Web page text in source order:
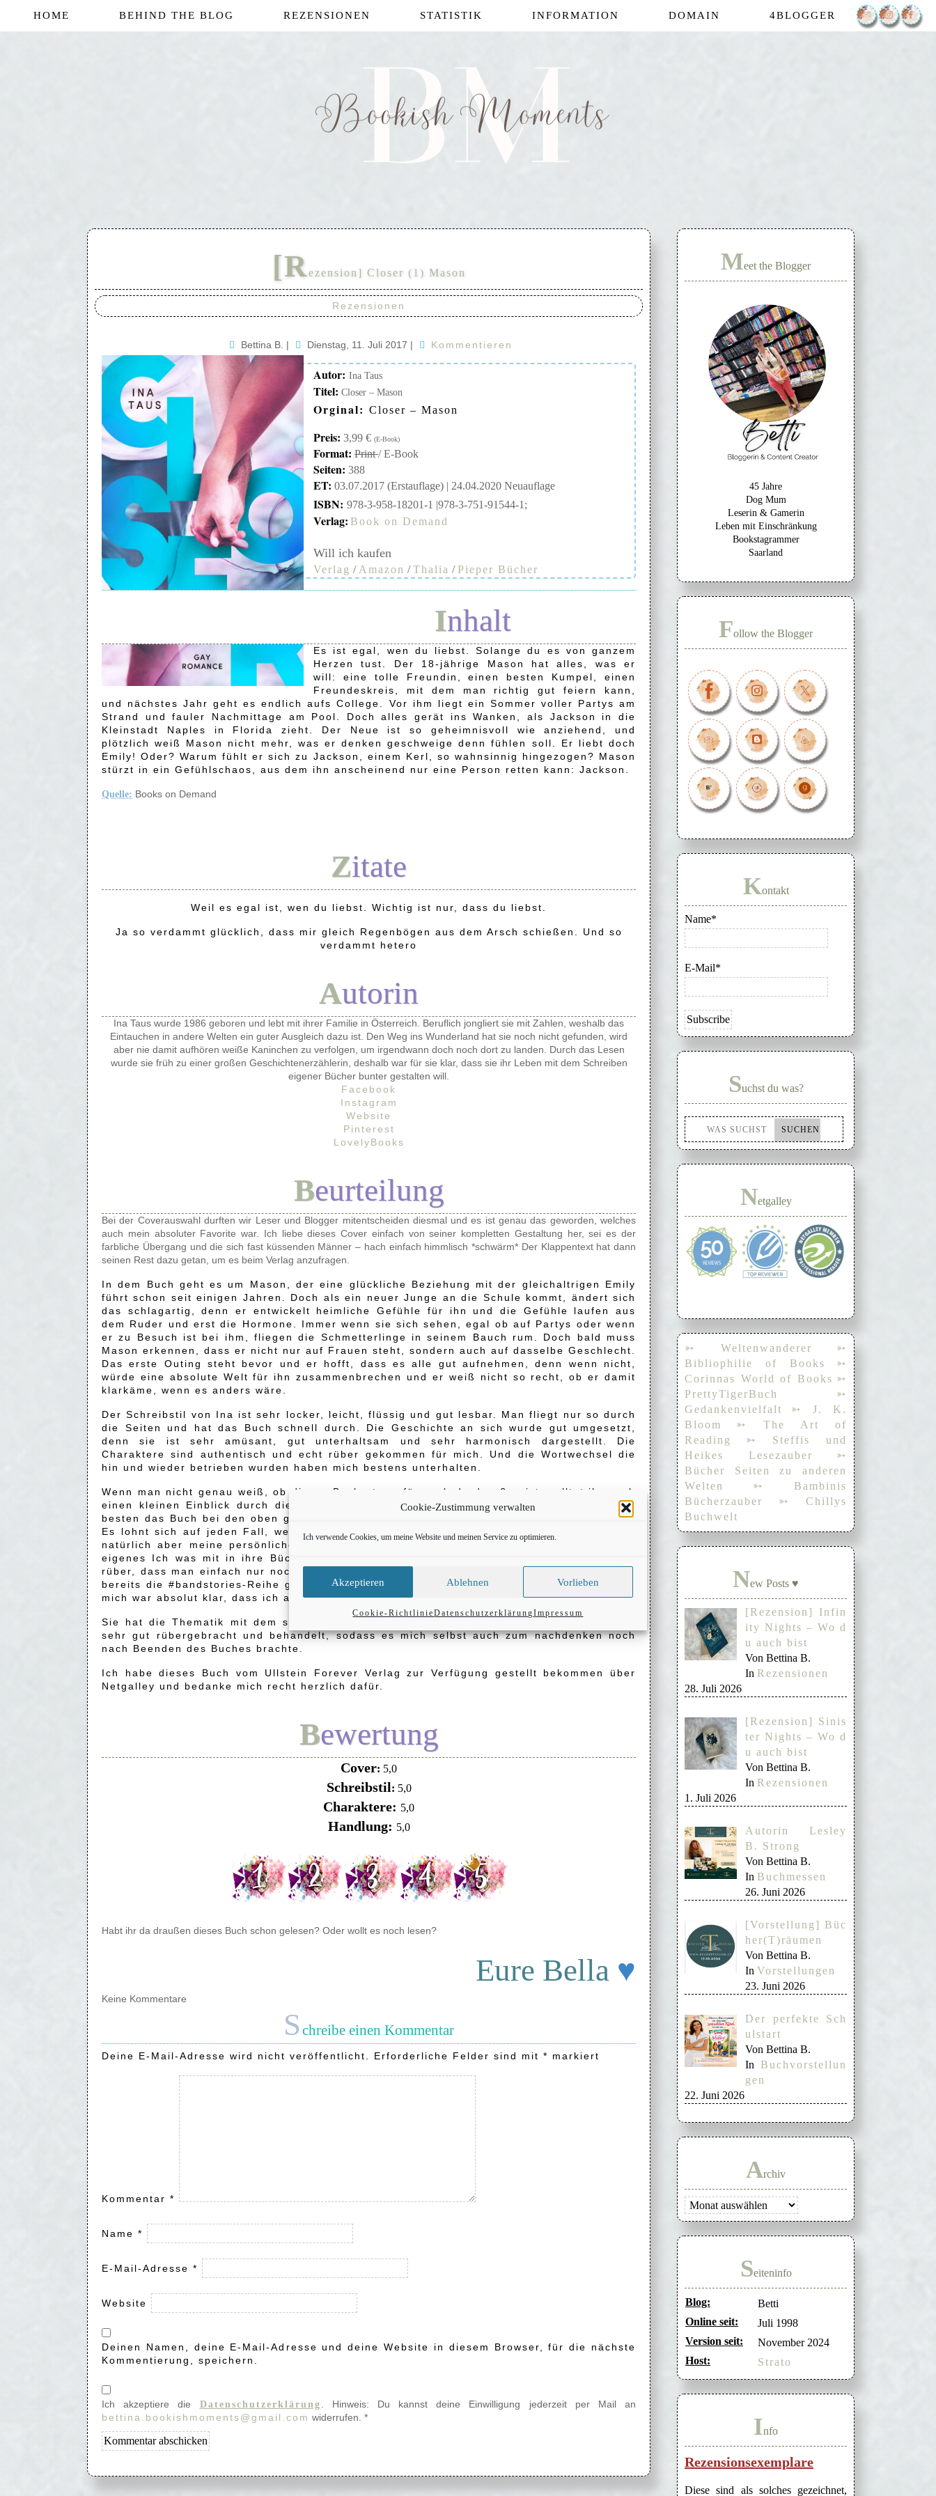
Cookie-Zustimmung verwalten
Ich verwende Cookies, um meine Website und meinen Service zu optimieren.
Akzeptieren Ablehnen Vorlieben
Cookie-RichtlinieDatenschutzerklärungImpressum
HOME BEHIND THE BLOG REZENSIONEN STATISTIK INFORMATION DOMAIN 4BLOGGER
[Rezension] Closer (1) Mason
Rezensionen
Bettina B. | Dienstag, 11. Juli 2017 | Kommentieren
Autor: Ina Taus
Titel: Closer – Mason
Orginal: Closer – Mason
Preis: 3,99 € (E-Book)
Format: Print/ E-Book
Seiten: 388
ET: 03.07.2017 (Erstauflage) | 24.04.2020 Neuauflage
ISBN: 978-3-958-18201-1 |978-3-751-91544-1;
Verlag: Book on Demand
Will ich kaufen
Verlag / Amazon /Thalia / Pieper Bücher
Inhalt
Es ist egal, wen du liebst. Solange du es von ganzem
Herzen tust. Der 18-jährige Mason hat alles, was er
will: eine tolle Freundin, einen besten Kumpel, einen
Freundeskreis, mit dem man richtig gut feiern kann,
und nächstes Jahr geht es endlich aufs College. Vor ihm liegt ein Sommer voller Partys am
Strand und fauler Nachmittage am Pool. Doch alles gerät ins Wanken, als Jackson in die
Kleinstadt Naples in Florida zieht. Der Neue ist so geheimnisvoll wie anziehend, und
plötzlich weiß Mason nicht mehr, was er denken geschweige denn fühlen soll. Er liebt doch
Emily! Oder? Warum fühlt er sich zu Jackson, einem Kerl, so wahnsinnig hingezogen? Mason
stürzt in ein Gefühlschaos, aus dem ihn anscheinend nur eine Person retten kann: Jackson.
Quelle: Books on Demand
Zitate
Weil es egal ist, wen du liebst. Wichtig ist nur, dass du liebst.
Ja so verdammt glücklich, dass mir gleich Regenbögen aus dem Arsch schießen. Und so
verdammt hetero
Autorin
Ina Taus wurde 1986 geboren und lebt mit ihrer Familie in Österreich. Beruflich jongliert sie mit Zahlen, weshalb das
Eintauchen in andere Welten ein guter Ausgleich dazu ist. Den Weg ins Wunderland hat sie noch nicht gefunden, wird
aber nie damit aufhören weiße Kaninchen zu verfolgen, um irgendwann doch noch dort zu landen. Durch das Lesen
wurde sie früh zu einer großen Geschichtenerzählerin, deshalb war für sie klar, dass sie ihr Leben mit dem Schreiben
eigener Bücher bunter gestalten will.
Facebook
Instagram
Website
Pinterest
LovelyBooks
Beurteilung
Bei der Coverauswahl durften wir Leser und Blogger mitentscheiden diesmal und es ist genau das geworden, welches
auch mein absoluter Favorite war. Ich liebe dieses Cover einfach von seiner kompletten Gestaltung her, sei es der
farbliche Übergang und die sich fast küssenden Männer – hach einfach himmlisch *schwärm* Der Klappentext hat dann
seinen Rest dazu getan, um es beim Verlag anzufragen.
In dem Buch geht es um Mason, der eine glückliche Beziehung mit der gleichaltrigen Emily
führt schon seit einigen Jahren. Doch als ein neuer Junge an die Schule kommt, ändert sich
das schlagartig, denn er entwickelt heimliche Gefühle für ihn und die Gefühle laufen aus
dem Ruder und erst die Hormone. Immer wenn sie sich sehen, egal ob auf Partys oder wenn
er zu Besuch ist bei ihm, fliegen die Schmetterlinge in seinem Bauch rum. Doch bald muss
Mason erkennen, dass er nicht nur auf Frauen steht, sondern auch auf dasselbe Geschlecht.
Das erste Outing steht bevor und er hofft, dass es alle gut aufnehmen, denn wenn nicht,
würde eine absolute Welt für ihn zusammenbrechen und er weiß nicht so recht, ob er damit
klarkäme, wenn es anders wäre.
Der Schreibstil von Ina ist sehr locker, leicht, flüssig und gut lesbar. Man fliegt nur so durch
die Seiten und hat das Buch schnell durch. Die Geschichte an sich wurde gut umgesetzt,
denn sie ist sehr amüsant, gut unterhaltsam und sehr harmonisch dargestellt. Die
Charaktere sind authentisch und echt rüber gekommen für mich. Und die Wortwechsel die
hin und wieder betrieben wurden haben mich bestens unterhalten.
Wenn man nicht genau weiß, ob dieses Buch etwas für euch da draußen ist, solltet ihr euch
einen kleinen Einblick durch die Leseprobe verschaffen, um dies herauszufinden oder am
besten das Buch bei den oben genannten Onlineshops zulegen und einfach drauf los lesen.
Es lohnt sich auf jeden Fall, weil die liebe Ina einen einfach in seinen Bann zieht. Das ist
natürlich aber meine persönliche Meinung zu ihrem Schreibstil, ihren Geschichten und ihr
eigenes Ich was mit in ihre Bücher mit einfließt. Und sie bringt alles so locker und leicht
rüber, dass man einfach nur noch ein Lächeln ins Gesicht bekommt. Ich selbst habe von ihr
bereits die #bandstories-Reihe gelesen oder sollte ich sagen nur so verschlungen? Und für
mich war absolut klar, dass ich auch dieses Buch lesen will.
Sie hat die Thematik mit dem selbst Outen und deren Probleme die damit verbunden sind
sehr gut rübergebracht und behandelt, sodass es mich selbst auch zum nachdenken noch
nach Beenden des Buches brachte.
Ich habe dieses Buch vom Ullstein Forever Verlag zur Verfügung gestellt bekommen über
Netgalley und bedanke mich recht herzlich dafür.
Bewertung
Cover: 5,0
Schreibstil: 5,0
Charaktere: 5,0
Handlung: 5,0
Habt ihr da draußen dieses Buch schon gelesen? Oder wollt es noch lesen?
Eure Bella ♥
Keine Kommentare
S chreibe einen Kommentar
Deine E-Mail-Adresse wird nicht veröffentlicht. Erforderliche Felder sind mit * markiert
Kommentar *
Name *
E-Mail-Adresse *
Website
Deinen Namen, deine E-Mail-Adresse und deine Website in diesem Browser, für die nächste
Kommentierung, speichern.
Ich akzeptiere die Datenschutzerklärung
. Hinweis: Du kannst deine Einwilligung jederzeit per Mail an
bettina.bookishmoments@gmail.com widerrufen. *
Meet the Blogger
45 Jahre
Dog Mum
Leserin & Gamerin
Leben mit Einschränkung
Bookstagrammer
Saarland
Follow the Blogger
Kontakt
Name*
E-Mail*
Suchst du was?
Netgalley
➳ Weltenwanderer
➳
Bibliophilie of Books
➳
Corinnas World of Books ➳
PrettyTigerBuch
➳
Gedankenvielfalt
➳ J. K.
Bloom
➳ The Art of
Reading
➳ Steffis und
Heikes Lesezauber
➳
Bücher Seiten zu anderen
Welten
➳ Bambinis
Bücherzauber
➳ Chillys
Buchwelt
New Posts ♥
[Rezension] Infin
ity Nights – Wo d
u auch bist
Von Bettina B.
In Rezensionen
28. Juli 2026
[Rezension] Sinis
ter Nights – Wo d
u auch bist
Von Bettina B.
In Rezensionen
1. Juli 2026
Autorin Lesley
B. Strong
Von Bettina B.
In Buchmessen
26. Juni 2026
[Vorstellung] Büc
her(T)räumen
Von Bettina B.
In Vorstellungen
23. Juni 2026
Der perfekte Sch
ulstart
Von Bettina B.
In Buchvorstellun
gen
22. Juni 2026
Archiv
Archiv
Seiteninfo
Blog:
Betti
Online seit:
Juli 1998
Version seit:
November 2024
Host:
Strato
Info
Rezensionsexemplare
Diese sind als solches gezeichnet,